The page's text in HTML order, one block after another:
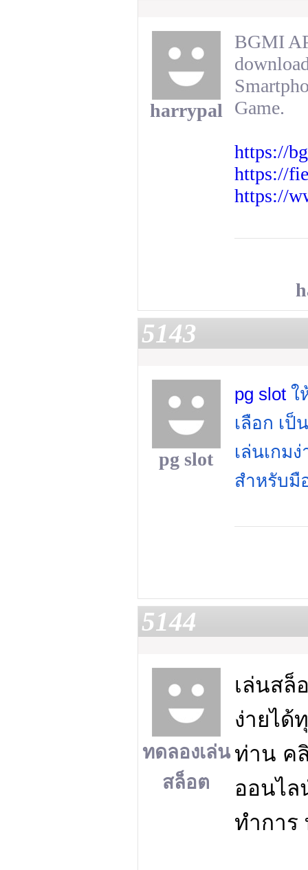
harrypal
BGMI
Game.
https://
https://
https://
5143
pg slot
pg slot ใ
เลือก เป็
เล่นเกม
สำหรับมื
5144
ทดลองเล่น
สล็อต
เล่นส
ง่ายได้
ท่าน ค
ออนไล
ทำการ